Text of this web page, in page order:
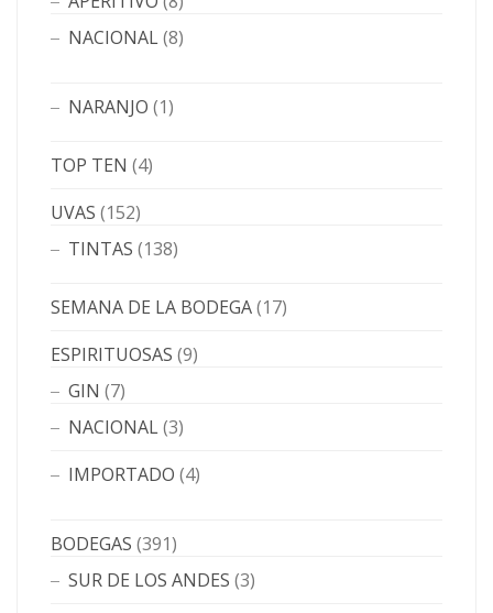
NACIONAL(8)
NARANJO (1)
TOP TEN (4)
UVAS (152)
TINTAS (138)
SEMANA DE LA BODEGA(17)
ESPIRITUOSAS (9)
GIN (7)
NACIONAL(3)
IMPORTADO (4)
BODEGAS (391)
SUR DE LOS ANDES (3)